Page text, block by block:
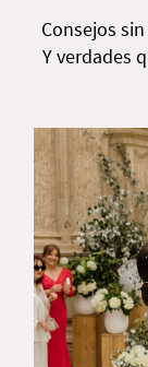
Consejos
Y verdades